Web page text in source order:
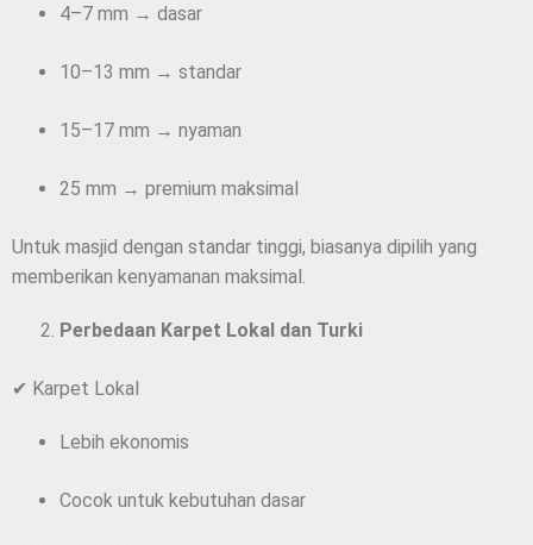
4–7 mm → dasar
10–13 mm → standar
15–17 mm → nyaman
25 mm → premium maksimal
Untuk masjid dengan standar tinggi, biasanya dipilih yang
memberikan kenyamanan maksimal.
Perbedaan Karpet Lokal dan Turki
✔ Karpet Lokal
Lebih ekonomis
Cocok untuk kebutuhan dasar